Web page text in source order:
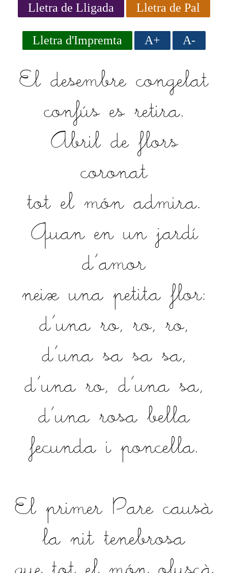
Lletra de Lligada Lletra de Pal
Lletra d'Impremta A+ A-
El desembre congelat
confús es retira.
Abril de flors
coronat
tot el món admira.
Quan en un jardí
d'amor
neix una petita flor:
d'una ro, ro, ro,
d'una sa sa sa,
d'una ro, d'una sa,
d'una rosa bella
fecunda i poncella.
El primer Pare causà
la nit tenebrosa